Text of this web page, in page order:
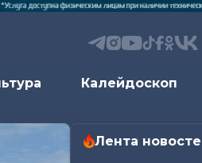
Калейдоскоп
Лента